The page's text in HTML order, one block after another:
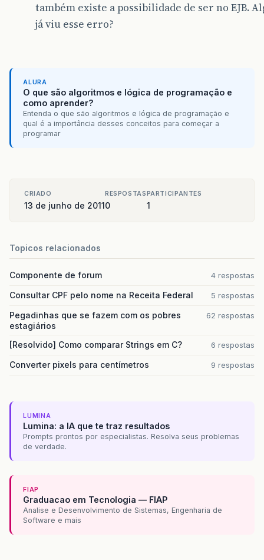
também existe a possibilidade de ser no EJB.
já viu esse erro?
ALURA
O que são algoritmos e lógica de programação e
como aprender?
Entenda o que são algoritmos e lógica de programação e
qual é a importância desses conceitos para começar a
programar
CRIADO
13 de junho de 2011
RESPOSTAS
0
PARTICIPANTES
1
Topicos relacionados
Componente de forum 4 respostas
Consultar CPF pelo nome na Receita Federal 5 respostas
Pegadinhas que se fazem com os pobres
estagiários
62 respostas
[Resolvido] Como comparar Strings em C? 6 respostas
Converter pixels para centímetros 9 respostas
LUMINA
Lumina: a IA que te traz resultados
Prompts prontos por especialistas. Resolva seus problemas
de verdade.
FIAP
Graduacao em Tecnologia — FIAP
Analise e Desenvolvimento de Sistemas, Engenharia de
Software e mais